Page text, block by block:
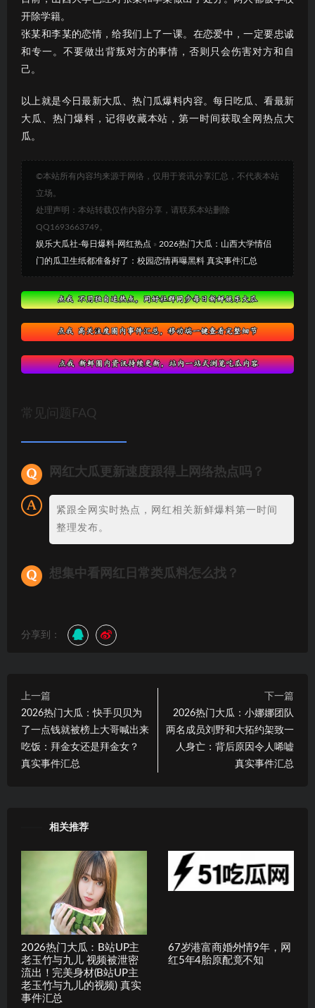
开除学籍。
张某和李某的恋情，给我们上了一课。在恋爱中，一定要忠诚
和专一。不要做出背叛对方的事情，否则只会伤害对方和自
己。
以上就是今日最新大瓜、热门瓜爆料内容。每日吃瓜、看最新
大瓜、热门爆料，记得收藏本站，第一时间获取全网热点大
瓜。
©本站所有内容均来源于网络，仅用于资讯分享汇总，不代表本站
立场。
处理声明：本站转载仅作内容分享，请联系本站删除
QQ1693663749。
娱乐大瓜社-每日爆料-网红热点 » 2026热门大瓜：山西大学情侣
门的瓜卫生纸都准备好了：校园恋情再曝黑料 真实事件汇总
常见问题FAQ
网红大瓜更新速度跟得上网络热点吗？
紧跟全网实时热点，网红相关新鲜爆料第一时间
整理发布。
想集中看网红日常类瓜料怎么找？
分享到：
上一篇
2026热门大瓜：快手贝贝为
了一点钱就被榜上大哥喊出来
吃饭：拜金女还是拜金女？
真实事件汇总
下一篇
2026热门大瓜：小娜娜团队
两名成员刘野和大拓约架致一
人身亡：背后原因令人唏嘘
真实事件汇总
相关推荐
2026热门大瓜：B站UP主
老玉竹与九儿 视频被泄密
流出！完美身材(B站UP主
老玉竹与九儿的视频) 真实
事件汇总
67岁港富商婚外情9年，网
红5年4胎原配竟不知